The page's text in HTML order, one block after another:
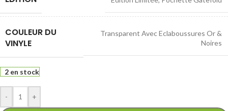
COULEUR DU
VINYLE
Transparent Avec Eclaboussures Or &
Noires
2 en stock
- +